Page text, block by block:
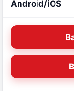
Android/iOS